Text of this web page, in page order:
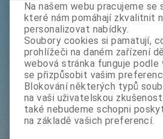
ks Koupit
Výrobce: tesa
Katalogové číslo:t7055925
Termín dodání (dny):1
Tisk
oboustranně lepicí vysoce
transparentní páska,
jednostranně krytá bílým
Na našem webu pracujeme se
které nám pomáhají zkvalitnit
personalizovat nabídky.
Soubory cookies si pamatují,
prohlížeči na daném zařízení
webová stránka funguje podle
se přizpůsobit vašim
Blokování některých typů
na vaši uživatelskou
také nebudeme schopni
na základě vašich preferencí.